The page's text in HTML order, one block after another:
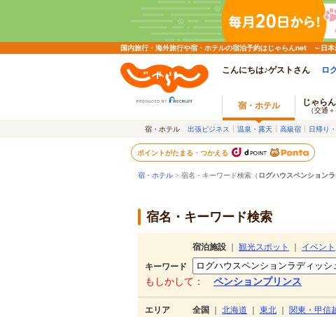
国内旅行・海外旅行や宿・ホテルの宿泊予約はじゃらんnet ～日本
こんにちは♪ゲストさん ロ
宿・ホテル じゃら
（交通＋
宿・ホテル 出張ビジネス 温泉・露天 高級宿 日帰り
ポイントがたまる・つかえる
宿・ホテル > 宿名・キーワード検索（ ログハウスペンション
宿名・キーワード検索
宿泊施設 観光スポット
イベント
キーワード
もしかして： ペンションプリンス
エリア 全国 北海道 東北 関東・甲信